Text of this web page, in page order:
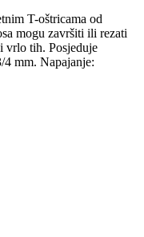
T-oštricama od
mogu završiti ili rezati
vrlo tih. Posjeduje
mm. Napajanje: